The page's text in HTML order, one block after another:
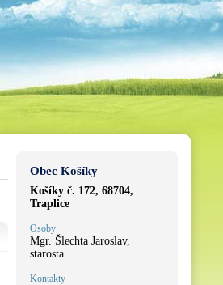
Obec Košíky
Košíky č. 172, 68704,
Traplice
Osoby
Mgr. Šlechta Jaroslav,
starosta
Kontakty